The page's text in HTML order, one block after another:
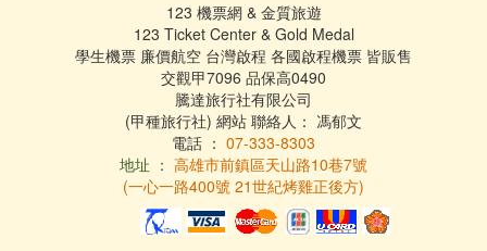
123 機票網 & 金質旅遊
123 Ticket Center & Gold Medal
學生機票 廉價航空 台灣啟程 各國啟程機票 皆販售
交觀甲7096 品保高0490
騰達旅行社有限公司
(甲種旅行社) 網站 聯絡人： 馮郁文
電話 ： 07-333-8303
地址 ： 高雄市前鎮區天山路10巷7號
(一心一路400號 21世紀烤雞正後方)